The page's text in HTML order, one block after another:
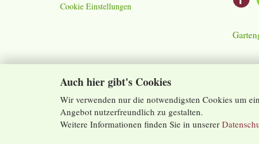
Auch hier gibt's Cookies
Wir verwenden nur die notwendigsten Cookies um
Angebot nutzerfreundlich zu gestalten.
Weitere Informationen finden Sie in unserer
Cookie Einstellungen